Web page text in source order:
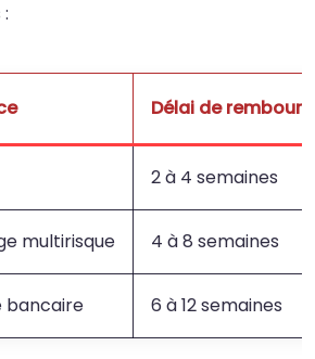
Délai de
2 à 4 semaines
multirisque 4 à 8 semaines
bancaire 6 à 12 semaines